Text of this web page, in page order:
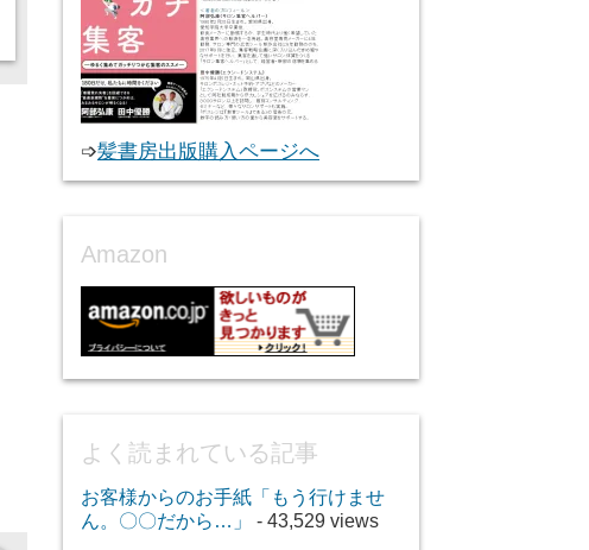
➩髪書房出版購入ページへ
Amazon
よく読まれている記事
お客様からのお手紙「もう行けませ
ん。〇〇だから…」
- 43,529 views